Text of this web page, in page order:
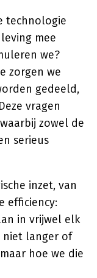
technologie
mee
we?
zorgen we
gedeeld,
vragen
zowel de
serieus
inzet, van
efficiency:
in vrijwel elk
niet langer of
hoe we die